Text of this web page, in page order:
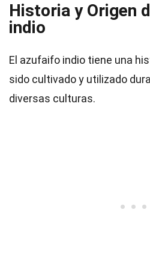
Historia y Origen
indio
El azufaifo indio tiene una
sido cultivado y utilizado
diversas culturas.